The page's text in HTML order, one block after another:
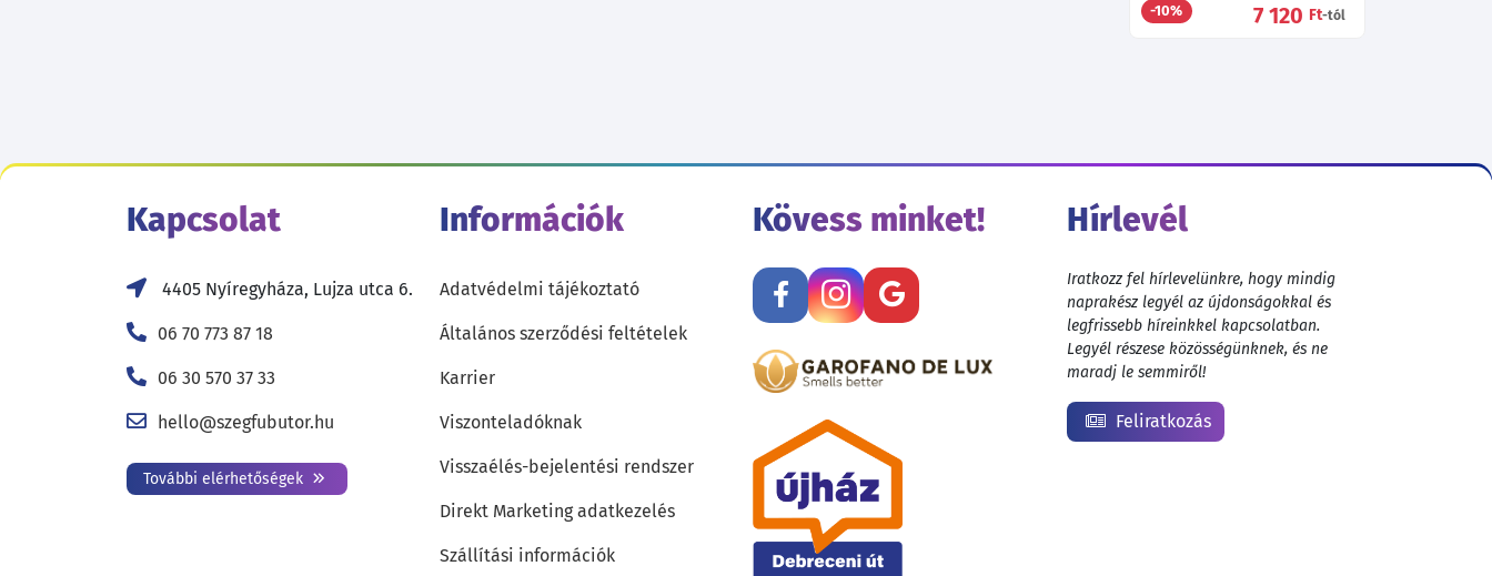
-10% 7 120 Ft-tól
Kapcsolat
4405 Nyíregyháza, Lujza utca 6.
06 70 773 87 18
06 30 570 37 33
hello@szegfubutor.hu
További elérhetőségek
Információk
Adatvédelmi tájékoztató
Általános szerződési feltételek
Karrier
Viszonteladóknak
Visszaélés-bejelentési rendszer
Direkt Marketing adatkezelés
Szállítási információk
Kövess minket! Hírlevél
Iratkozz fel hírlevelünkre, hogy mindig
naprakész legyél az újdonságokkal és
legfrissebb híreinkkel kapcsolatban.
Legyél részese közösségünknek, és ne
maradj le semmiről!
Feliratkozás